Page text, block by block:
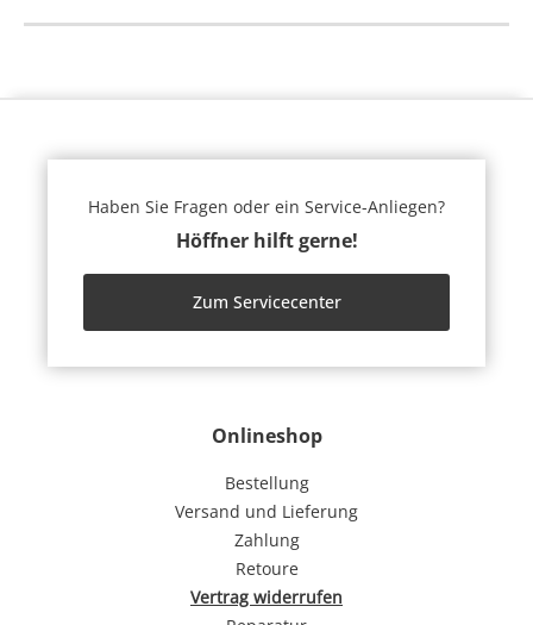
Onlineshop
Bestellung
Versand und Lieferung
Zahlung
Retoure
Vertrag widerrufen
Haben Sie Fragen oder ein Service-Anliegen?
Höffner hilft gerne!
Zum Servicecenter